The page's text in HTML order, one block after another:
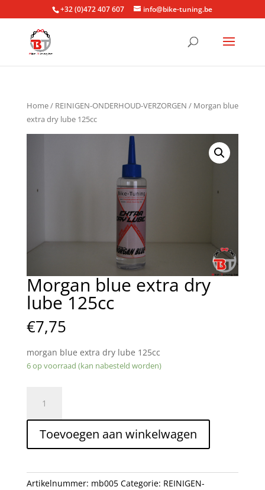
+32 (0)472 407 607 info@bike-tuning.be
Home/ REINIGEN-ONDERHOUD-VERZORGEN / Morgan blue
extra dry lube 125cc
Morgan blue extra dry
lube 125cc
€7,75
morgan blue extra dry lube 125cc
6 op voorraad (kan nabesteld worden)
extra
lube
aantal
Toevoegen aan winkelwagen
Artikelnummer: mb005 Categorie: REINIGEN-